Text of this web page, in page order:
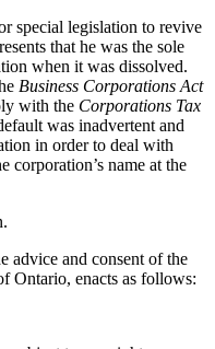
special legislation to revive
that he was the sole
when it was dissolved.
Business Corporations Act
with the Corporations Tax
was inadvertent and
in order to deal with
corporation’s name at the
advice and consent of the
Ontario, enacts as follows: